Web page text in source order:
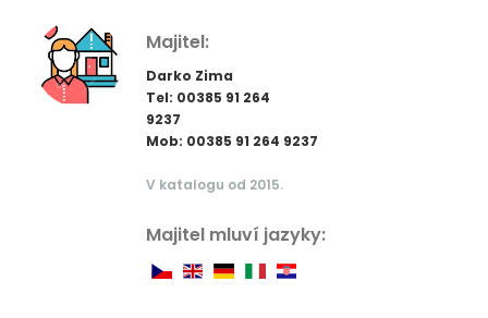
Majitel:
Darko Zima
Tel: 00385 91 264
9237
Mob: 00385 91 264 9237
V katalogu od 2015.
Majitel mluví jazyky: